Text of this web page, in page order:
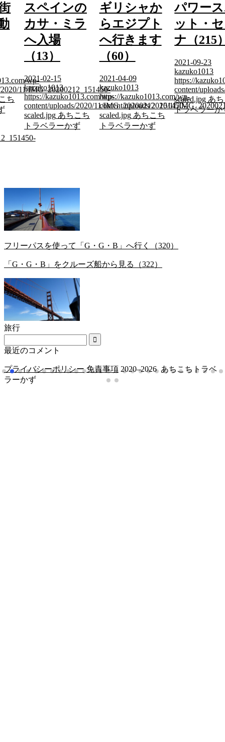
wp-
11/IMG_20200212_151450-
ち
スペインの
カサ・ミラ
へ入場
（13）
2021-02-15
kazuko1013
https://kazuko1013.com/wp-
content/uploads/2020/11/IMG_20200212_151450-
scaled.jpg あちこち
トラベラーかず
ギリシャか
らエジプト
へ行きます
（60）
2021-04-09
kazuko1013
https://kazuko1013.com/wp-
content/uploads/2020/11/
scaled.jpg あちこち
トラベラーかず
パワー
ット・
ナ（215
2021-09-23
kazuko1013
https://
content/
scaled.jpg あ
トラベラーか
フリーパスを使って「G・G・B」へ行く（320）
「G・G・B」をクルーズ船から見る（322）
旅行
最近のコメント
プライバシーポリシー 免責事項 2020–2026 あちこちトラベ
ラーかず